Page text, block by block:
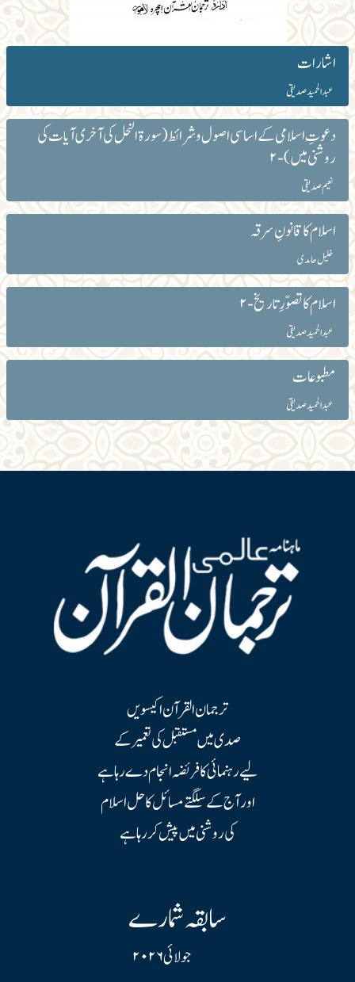
اشارات
عبد الحمید صدیقی
دعوتِ اسلامی کے اساسی اصول و شرائط (سورۃ النحل کی آخری آیات کی
روشنی میں) - ۲
نعیم صدیقی
اسلام کا قانونِ سرقہ
خلیل حامدی
اسلام کا تصوّرِ تاریخ - ۲
عبد الحمید صدیقی
مطبوعات
عبد الحمید صدیقی
ترجمان القرآن اکیسویں
صدی میں مستقبل کی تعمیر کے
لیے رہنمائی کا فریضہ انجام دے رہا ہے
اور آج کے سلگتے مسائل کا حل اسلام
کی روشنی میں پیش کر رہا ہے
سابقہ شمارے
جولائی ۲۰۲۶